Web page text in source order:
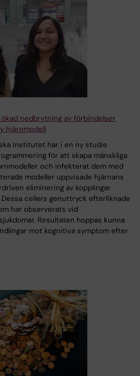
nedbrytning av förbindelser
hjärnmodell
Institutet har i en ny studie
för att skapa mänskliga
och infekterat dem med
modeller uppvisade hjärnans
eliminering av kopplingar
cellers genuttryck efterliknade
har observerats vid
Resultaten hoppas kunna
mot kognitiva symptom efter